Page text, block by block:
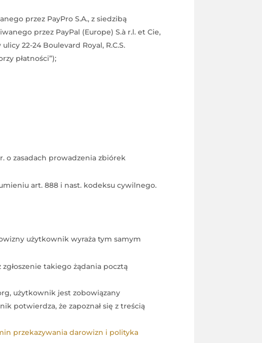
przez PayPro S.A., z siedzibą
przez PayPal (Europe) S.à r.l. et Cie,
22-24 Boulevard Royal, R.C.S.
płatności”);
o zasadach prowadzenia zbiórek
art. 888 i nast. kodeksu cywilnego.
użytkownik wyraża tym samym
takiego żądania pocztą
użytkownik jest zobowiązany
potwierdza, że zapoznał się z treścią
przekazywania darowizn i polityka